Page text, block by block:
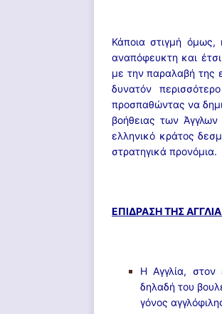
Κάποια στιγμή όμως,
αναπόφευκτη και
με την παραλαβή της
δυνατόν
προσπαθώντας να
βοήθειας των
ελληνικό κράτος
στρατηγικά προνόμια.
ΕΠΙΔΡΑΣΗ ΤΗΣ
Η Αγγλία, στον
δηλαδή του
γόνος